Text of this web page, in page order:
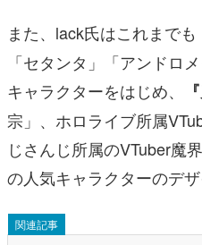
また、lack氏はこれまでも
「セタンタ」「アンドロ
キャラクターをはじめ、
宗」、ホロライブ所属
じさんじ所属のVTuber魔
の人気キャラクターのデ
関連記事